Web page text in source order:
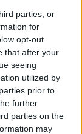
parties, or
for
opt-out
that after your
seeing
utilized by
prior to
further
parties on the
may
Puedes
cambiar
sentirte
proceso. Y
madre.